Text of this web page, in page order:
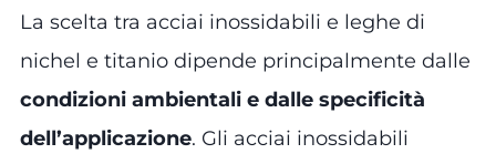
La scelta tra acciai inossidabili e leghe di
nichel e titanio dipende principalmente dalle
condizioni ambientali e dalle specificità
dell’applicazione. Gli acciai inossidabili